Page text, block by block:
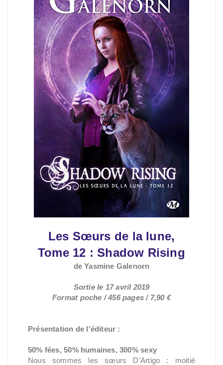
Les Sœurs de la lune,
Tome 12 : Shadow Rising
de Yasmine Galenorn
Sortie le 17 avril 2019
Format poche / 456 pages / 7,90 €
Présentation de l'éditeur :
50% fées, 50% humaines, 300% sexy
Nous sommes les sœurs D’Artigo : moitié